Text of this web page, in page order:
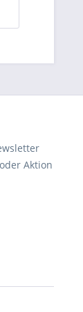
Aktion